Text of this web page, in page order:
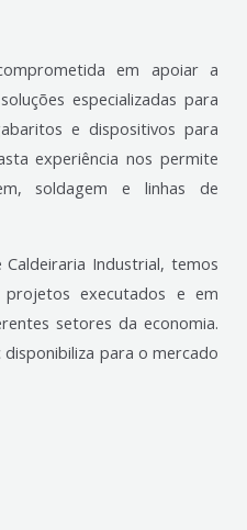
em apoiar a
especializadas para
e dispositivos para
experiência nos permite
soldagem e linhas de
Caldeiraria Industrial, temos
executados e em
setores da economia.
disponibiliza para o mercado